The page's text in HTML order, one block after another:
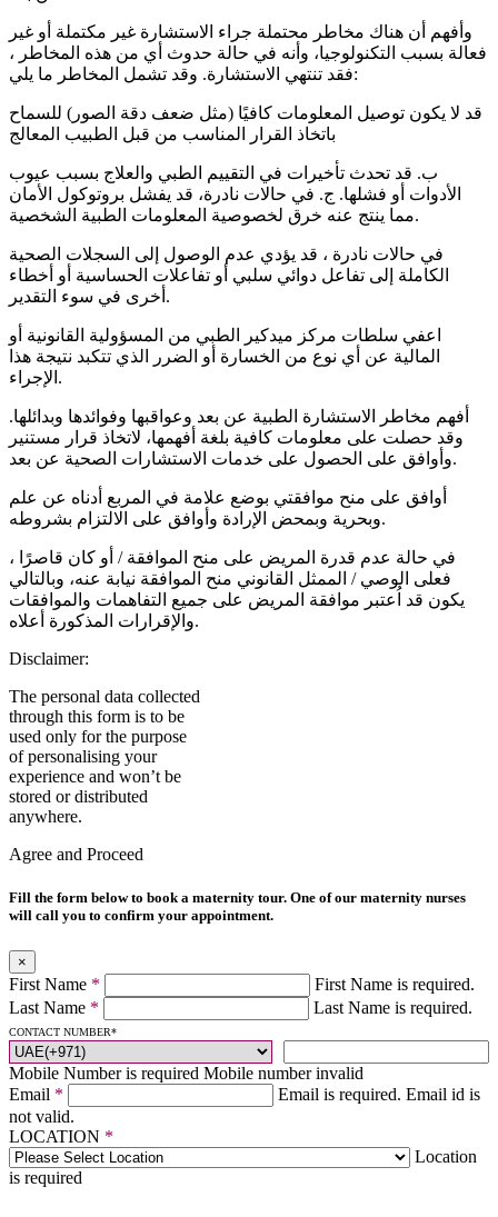
وأفهم أن هناك مخاطر محتملة جراء الاستشارة غير مكتملة أو غير
فعالة بسبب التكنولوجيا، وأنه في حالة حدوث أي من هذه المخاطر ،
فقد تنتهي الاستشارة. وقد تشمل المخاطر ما يلي:
قد لا يكون توصيل المعلومات كافيًا (مثل ضعف دقة الصور) للسماح
باتخاذ القرار المناسب من قبل الطبيب المعالج
ب. قد تحدث تأخيرات في التقييم الطبي والعلاج بسبب عيوب
الأدوات أو فشلها. ج. في حالات نادرة، قد يفشل بروتوكول الأمان
مما ينتج عنه خرق لخصوصية المعلومات الطبية الشخصية.
في حالات نادرة ، قد يؤدي عدم الوصول إلى السجلات الصحية
الكاملة إلى تفاعل دوائي سلبي أو تفاعلات الحساسية أو أخطاء
أخرى في سوء التقدير.
اعفي سلطات مركز ميدكير الطبي من المسؤولية القانونية أو
المالية عن أي نوع من الخسارة أو الضرر الذي تتكبد نتيجة هذا
الإجراء.
أفهم مخاطر الاستشارة الطبية عن بعد وعواقبها وفوائدها وبدائلها.
وقد حصلت على معلومات كافية بلغة أفهمها، لاتخاذ قرار مستنير
وأوافق على الحصول على خدمات الاستشارات الصحية عن بعد.
أوافق على منح موافقتي بوضع علامة في المربع أدناه عن علم
وبحرية وبمحض الإرادة وأوافق على الالتزام بشروطه.
في حالة عدم قدرة المريض على منح الموافقة / أو كان قاصرًا ،
فعلى الوصي / الممثل القانوني منح الموافقة نيابة عنه، وبالتالي
يكون قد اُعتبر موافقة المريض على جميع التفاهمات والموافقات
والإقرارات المذكورة أعلاه.
Disclaimer:
The personal data collected
through this form is to be
used only for the purpose
of personalising your
experience and won’t be
stored or distributed
anywhere.
Agree and Proceed
Fill the form below to book a maternity tour. One of our maternity nurses
will call you to confirm your appointment.
×
First Name *
First Name is required.
Last Name * Last Name is required.
CONTACT NUMBER*
Mobile Number is required Mobile number invalid
Email * Email is required. Email id is
not valid.
LOCATION *
Location
is required